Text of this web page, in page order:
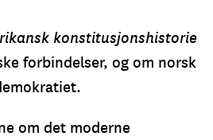
konstitusjonshistorie
forbindelser, og om norsk
om det moderne